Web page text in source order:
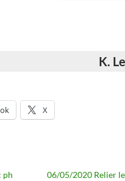
K.
X
ph
06/05/2020 Relier